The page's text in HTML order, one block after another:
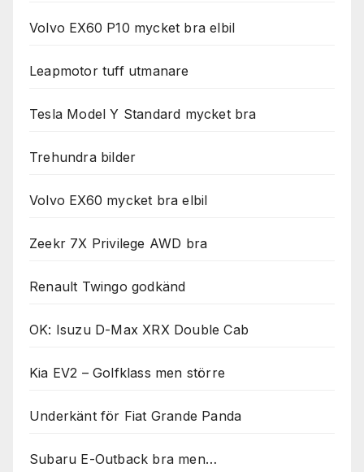
Volvo EX60 P10 mycket bra elbil
Leapmotor tuff utmanare
Tesla Model Y Standard mycket bra
Trehundra bilder
Volvo EX60 mycket bra elbil
Zeekr 7X Privilege AWD bra
Renault Twingo godkänd
OK: Isuzu D-Max XRX Double Cab
Kia EV2 – Golfklass men större
Underkänt för Fiat Grande Panda
Subaru E-Outback bra men…